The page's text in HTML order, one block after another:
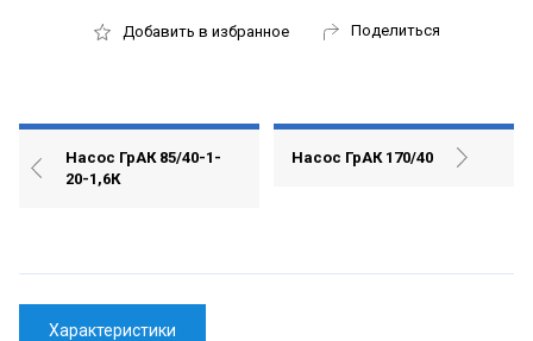
Добавить в избранное Поделиться
Насос ГрАК 85/40-1-
20-1,6К
Насос ГрАК 170/40
Характеристики